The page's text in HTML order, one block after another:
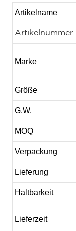
Artikelname
Artikelnummer
Marke
Größe
G.W.
MOQ
Verpackung
Lieferung
Haltbarkeit
Lieferzeit